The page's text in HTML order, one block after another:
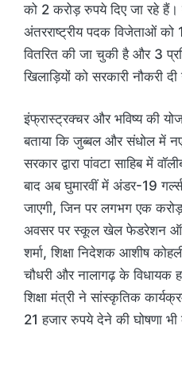
को 2 करोड़ रुपये दिए जा रहे
अंतरराष्ट्रीय पदक विजेताओं को
वितरित की जा चुकी है और 3
खिलाड़ियों को सरकारी नौकरी
इंफ्रास्ट्रक्चर और भविष्य की
बताया कि जुब्बल और संधोल में
सरकार द्वारा पांवटा साहिब में
बाद अब घुमारवीं में अंडर-19
जाएगी, जिन पर लगभग एक
अवसर पर स्कूल खेल फेडरेशन
शर्मा, शिक्षा निदेशक आशीष
चौधरी और नालागढ़ के विधायक
शिक्षा मंत्री ने सांस्कृतिक
21 हजार रुपये देने की घोषणा भी